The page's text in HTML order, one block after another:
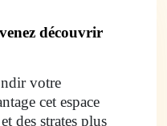
venez découvrir
votre
cet espace
des strates plus